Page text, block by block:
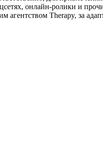
онлайн-ролики и
Therapy, за